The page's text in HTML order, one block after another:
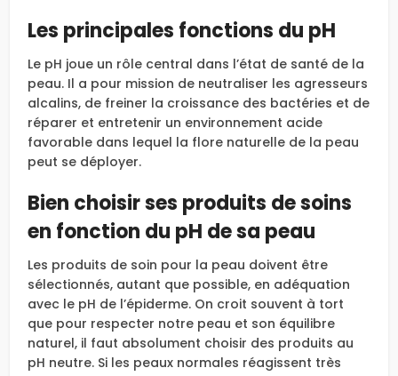
Les principales fonctions du pH
Le pH joue un rôle central dans l’état de santé de la
peau. Il a pour mission de neutraliser les agresseurs
alcalins, de freiner la croissance des bactéries et de
réparer et entretenir un environnement acide
favorable dans lequel la flore naturelle de la peau
peut se déployer.
Bien choisir ses produits de soins
en fonction du pH de sa peau
Les produits de soin pour la peau doivent être
sélectionnés, autant que possible, en adéquation
avec le pH de l’épiderme. On croit souvent à tort
que pour respecter notre peau et son équilibre
naturel, il faut absolument choisir des produits au
pH neutre. Si les peaux normales réagissent très